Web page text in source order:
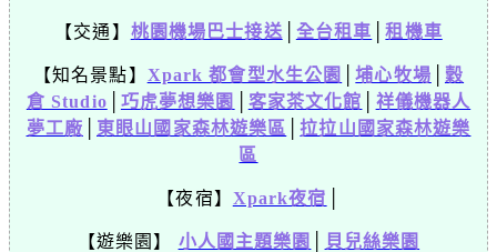
【交通】 桃園機場巴士接送 全台租車 │租機車
【知名景點】 Xpark 都會型水生公園 │埔心牧場
穀
倉 Studio
巧虎夢想樂園 客家茶文化館
祥儀機器人
夢工廠
東眼山國家森林遊樂區 │拉拉山國家森林遊樂
區
【夜宿】 Xpark夜宿
【遊樂園】 小人國主題樂園 貝兒絲樂園